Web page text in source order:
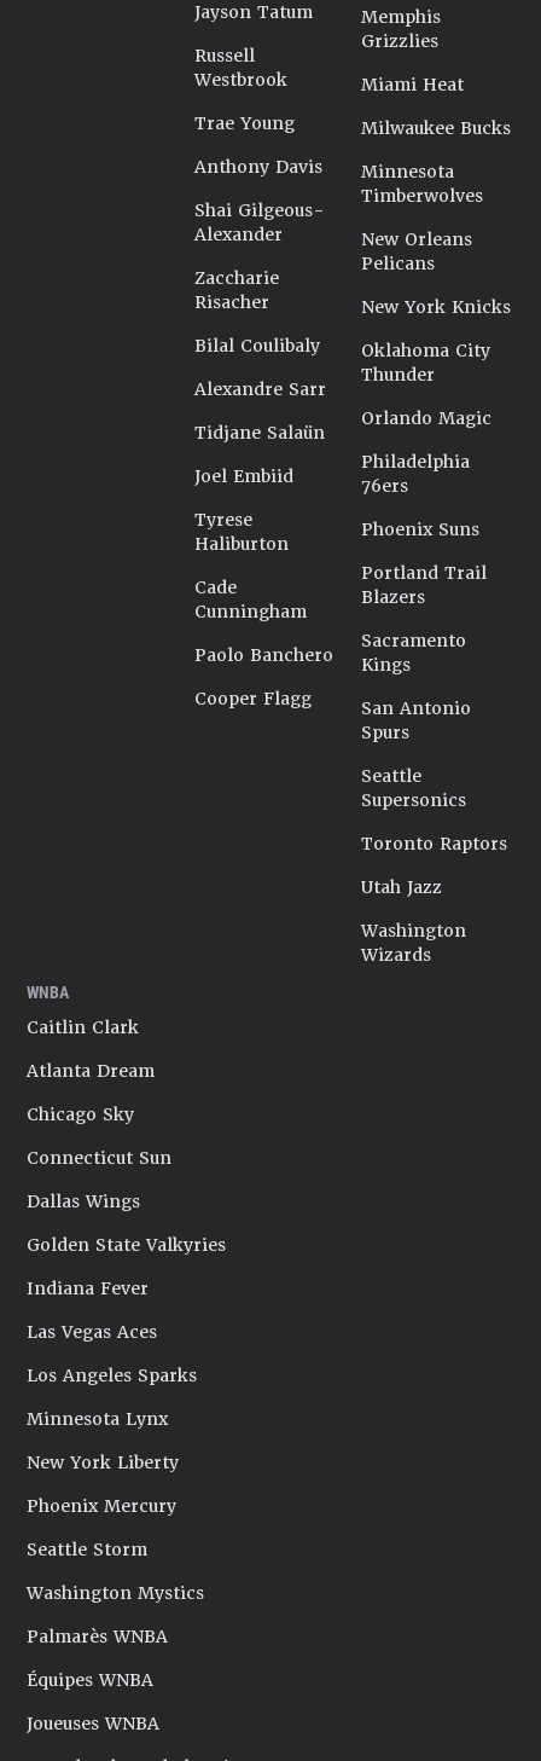
Jayson Tatum
Russell
Westbrook
Trae Young
Anthony Davis
Shai Gilgeous-
Alexander
Zaccharie
Risacher
Bilal Coulibaly
Alexandre Sarr
Tidjane Salaün
Joel Embiid
Tyrese
Haliburton
Cade
Cunningham
Paolo Banchero
Cooper Flagg
Memphis
Grizzlies
Miami Heat
Milwaukee Bucks
Minnesota
Timberwolves
New Orleans
Pelicans
New York Knicks
Oklahoma City
Thunder
Orlando Magic
Philadelphia
76ers
Phoenix Suns
Portland Trail
Blazers
Sacramento
Kings
San Antonio
Spurs
Seattle
Supersonics
Toronto Raptors
Utah Jazz
Washington
Wizards
WNBA
Caitlin Clark
Atlanta Dream
Chicago Sky
Connecticut Sun
Dallas Wings
Golden State Valkyries
Indiana Fever
Las Vegas Aces
Los Angeles Sparks
Minnesota Lynx
New York Liberty
Phoenix Mercury
Seattle Storm
Washington Mystics
Palmarès WNBA
Équipes WNBA
Joueuses WNBA